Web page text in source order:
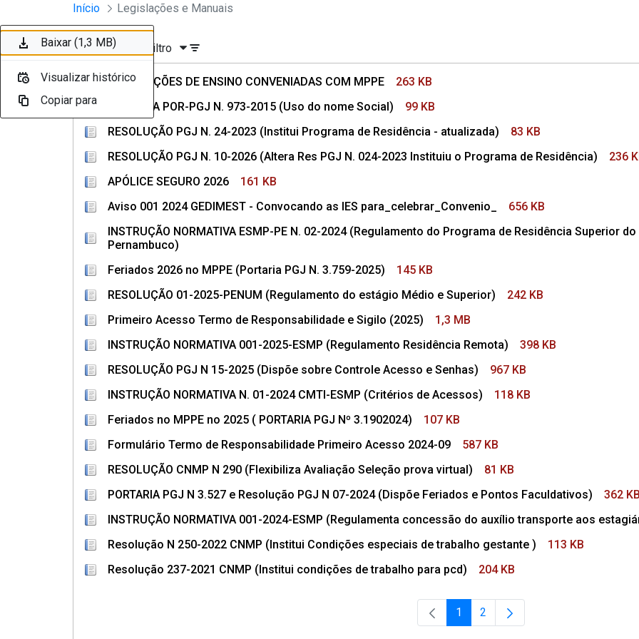
Pular para o Conteúdo principal
Divisão Minima - Escola Superior
Início Legislações e Manuais
Ordenar Filtro
INSTITUIÇÕES DE ENSINO CONVENIADAS COM MPPE
263 KB
PORTARIA POR-PGJ N. 973-2015 (Uso do nome Social)
99 KB
RESOLUÇÃO PGJ N. 24-2023 (Institui Programa de Residência - atualizada)
83 KB
RESOLUÇÃO PGJ N. 10-2026 (Altera Res PGJ N. 024-2023 Instituiu o Programa de Residência)
236
APÓLICE SEGURO 2026
161 KB
Aviso 001 2024 GEDIMEST - Convocando as IES para_celebrar_Convenio_
656 KB
INSTRUÇÃO NORMATIVA ESMP-PE N. 02-2024 (Regulamento do Programa de Residência Superior
Pernambuco)
Feriados 2026 no MPPE (Portaria PGJ N. 3.759-2025)
145 KB
RESOLUÇÃO 01-2025-PENUM (Regulamento do estágio Médio e Superior)
242 KB
Primeiro Acesso Termo de Responsabilidade e Sigilo (2025)
1,3 MB
INSTRUÇÃO NORMATIVA 001-2025-ESMP (Regulamento Residência Remota)
398 KB
RESOLUÇÃO PGJ N 15-2025 (Dispõe sobre Controle Acesso e Senhas)
967 KB
INSTRUÇÃO NORMATIVA N. 01-2024 CMTI-ESMP (Critérios de Acessos)
118 KB
Feriados no MPPE no 2025 ( PORTARIA PGJ Nº 3.1902024)
107 KB
Formulário Termo de Responsabilidade Primeiro Acesso 2024-09
587 KB
RESOLUÇÃO CNMP N 290 (Flexibiliza Avaliação Seleção prova virtual)
81 KB
PORTARIA PGJ N 3.527 e Resolução PGJ N 07-2024 (Dispõe Feriados e Pontos Faculdativos)
362 KB
INSTRUÇÃO NORMATIVA 001-2024-ESMP (Regulamenta concessão do auxílio transporte aos
Resolução N 250-2022 CNMP (Institui Condições especiais de trabalho gestante )
113 KB
Resolução 237-2021 CNMP (Institui condições de trabalho para pcd)
204 KB
Página
1 Página
2
Baixar (263 KB)
Visualizar histórico
Copiar para
Baixar (99 KB)
Visualizar histórico
Copiar para
Baixar (83 KB)
Visualizar histórico
Copiar para
Baixar (236 KB)
Visualizar histórico
Copiar para
Baixar (161 KB)
Visualizar histórico
Copiar para
Baixar (656 KB)
Visualizar histórico
Copiar para
Baixar (158 KB)
Visualizar histórico
Copiar para
Baixar (145 KB)
Visualizar histórico
Copiar para
Baixar (242 KB)
Visualizar histórico
Copiar para
Baixar (1,3 MB)
Visualizar histórico
Copiar para